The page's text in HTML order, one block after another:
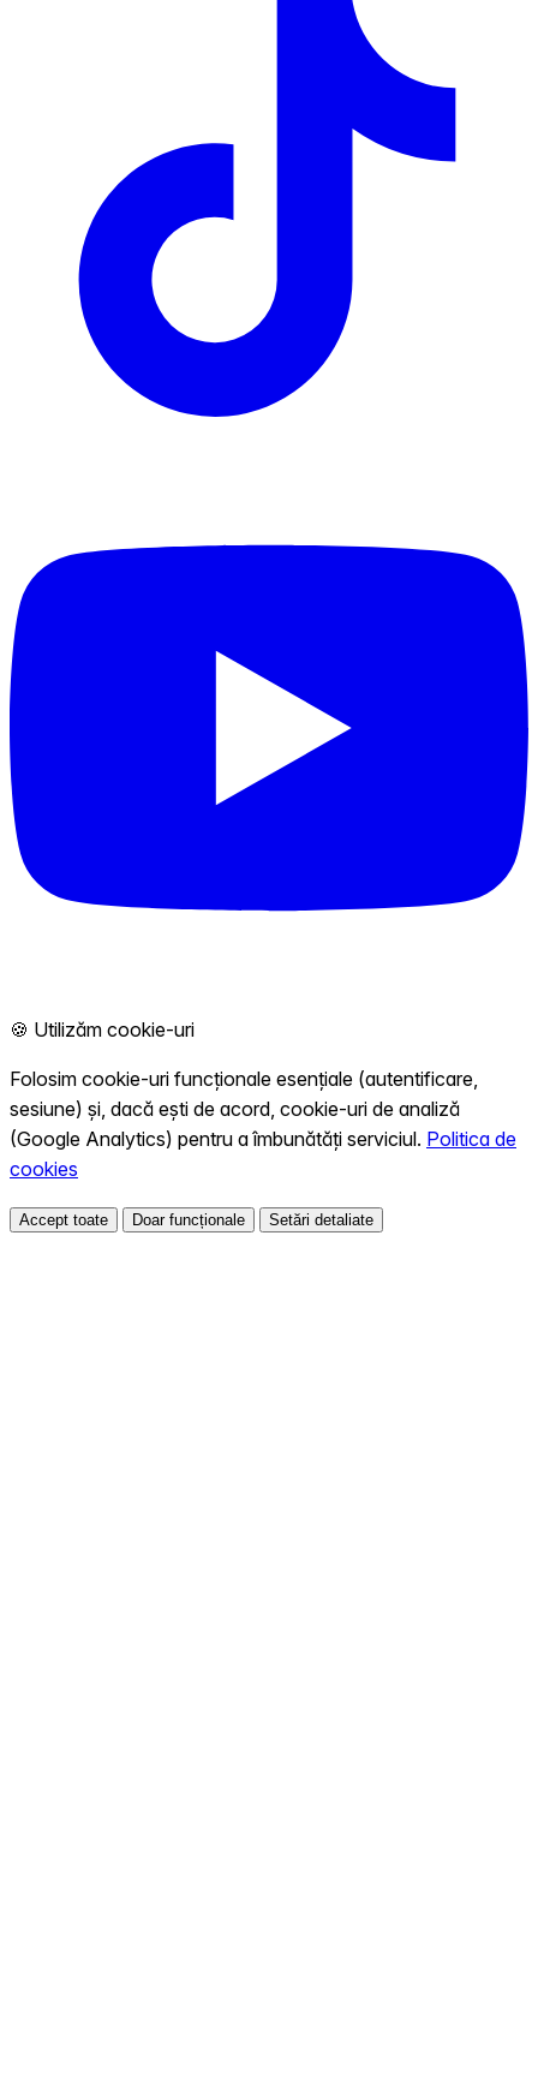
🍪 Utilizăm cookie-uri
Folosim cookie-uri funcționale esențiale (autentificare,
sesiune) și, dacă ești de acord, cookie-uri de analiză
(Google Analytics) pentru a îmbunătăți serviciul. Politica de
cookies
Accept toate Doar funcționale Setări detaliate